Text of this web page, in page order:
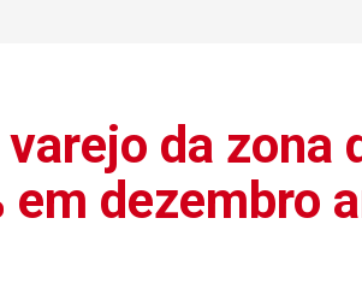
da zona
em dezembro